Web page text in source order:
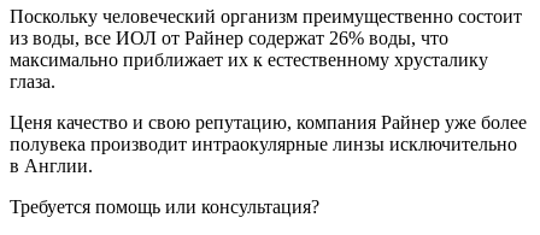
Поскольку человеческий организм преимущественно состоит
из воды, все ИОЛ от Райнер содержат 26% воды, что
максимально приближает их к естественному хрусталику
глаза.
Ценя качество и свою репутацию, компания Райнер уже более
полувека производит интраокулярные линзы исключительно
в Англии.
Требуется помощь или консультация?